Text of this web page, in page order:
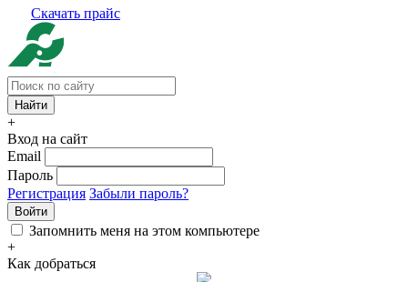
Скачать прайс
+
Вход на сайт
Email
Пароль
Регистрация Забыли пароль?
Войти
Запомнить меня на этом компьютере
+
Как добраться